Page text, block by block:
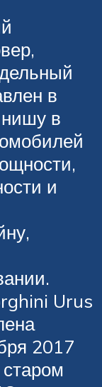
в
нишу в
и
Urus
2017